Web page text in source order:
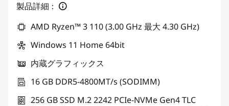
製品詳細：
AMD Ryzen™ 3 110 (3.00 GHz 最大 4.30 GHz)
Windows 11 Home 64bit
内蔵グラフィックス
16 GB DDR5-4800MT/s (SODIMM)
256 GB SSD M.2 2242 PCIe-NVMe Gen4 TLC